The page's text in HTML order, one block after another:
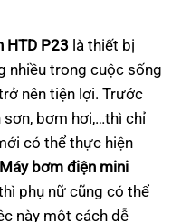
HTD P23 là thiết bị
nhiều trong cuộc sống
nên tiện lợi. Trước
bơm hơi,…thì chỉ
có thể thực hiện
Máy bơm điện mini
phụ nữ cũng có thể
này một cách dễ